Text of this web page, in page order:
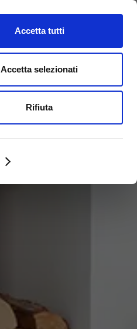
Accetta tutti
Accetta selezionati
Rifiuta